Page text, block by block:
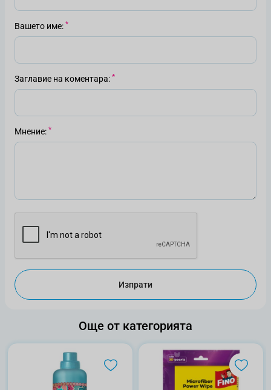
Вашето име
Заглавие на коментара
Мнение
Изпрати
Още от категорията